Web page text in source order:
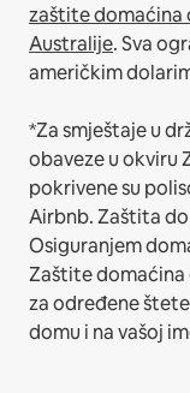
zaštite domaćina
Australije. Sva
američkim
*Za smještaje u
obaveze u okviru
pokrivene su
Airbnb. Zaštita
Osiguranjem
Zaštite
za određene
domu i na vašoj